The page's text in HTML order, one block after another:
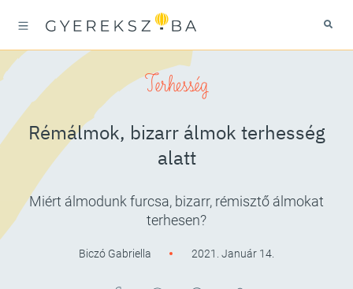
Terhesség
Rémálmok, bizarr álmok terhesség
alatt
Miért álmodunk furcsa, bizarr, rémisztő álmokat
terhesen?
Biczó Gabriella 2021. Január 14.